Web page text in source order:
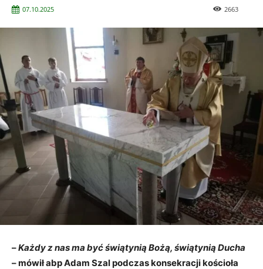
07.10.2025 2663
–Każdy z nas ma być świątynią Bożą, świątynią Ducha
– mówił abp Adam Szal podczas konsekracji kościoła